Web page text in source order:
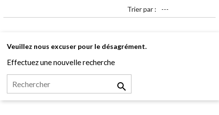
Trier par :
Veuillez nous excuser pour le désagrément.
Effectuez une nouvelle recherche
